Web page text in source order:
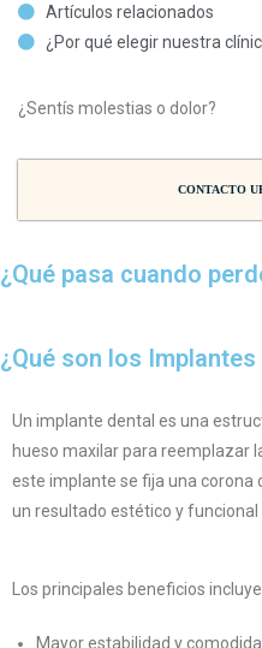
Artículos relacionados
¿Por qué elegir nuestra
¿Sentís molestias o dolor?
CONTACTO
¿Qué pasa cuando
¿Qué son los
Un implante dental es una
hueso maxilar para reemplazar
este implante se fija una corona
un resultado estético y funcional
Los principales beneficios
Mayor estabilidad y